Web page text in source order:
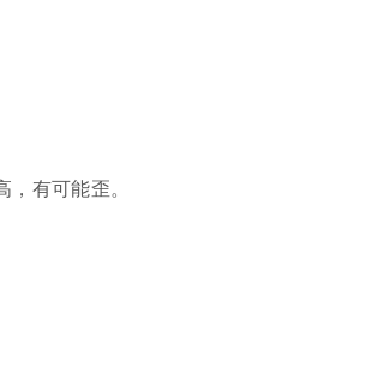
有可能歪。